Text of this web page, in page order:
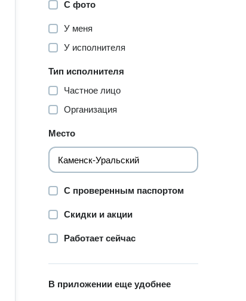
С фото
У меня
У исполнителя
Тип исполнителя
Частное лицо
Организация
Место
С проверенным паспортом
Скидки и акции
Работает сейчас
В приложении еще удобнее